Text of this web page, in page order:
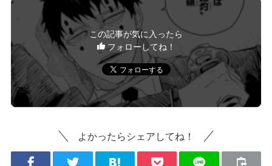
この記事が気に入ったら
フォローしてね！
よかったらシェアしてね！